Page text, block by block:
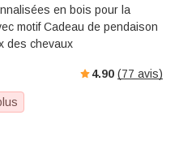
en bois pour la
motif Cadeau de pendaison
des chevaux
4.90 (77 avis)